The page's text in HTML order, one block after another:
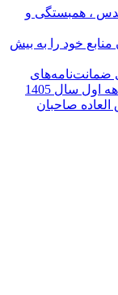
، همبستگی و
منابع خود را به بیش
منابع و ۱۳۲ درصدی ضمانت‌نامه‌های
سال 1405
صاحبان